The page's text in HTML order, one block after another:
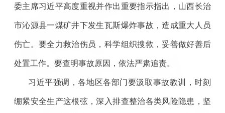
委主席习近平高度重视并作出重要指示指出，山西长治
市沁源县一煤矿井下发生瓦斯爆炸事故，造成重大人员
伤亡。要全力救治伤员，科学组织搜救，妥善做好善后
处置工作。要查明事故原因，依法严肃追责。
习近平强调，各地区各部门要汲取事故教训，时刻
绷紧安全生产这根弦，深入排查整治各类风险隐患，坚